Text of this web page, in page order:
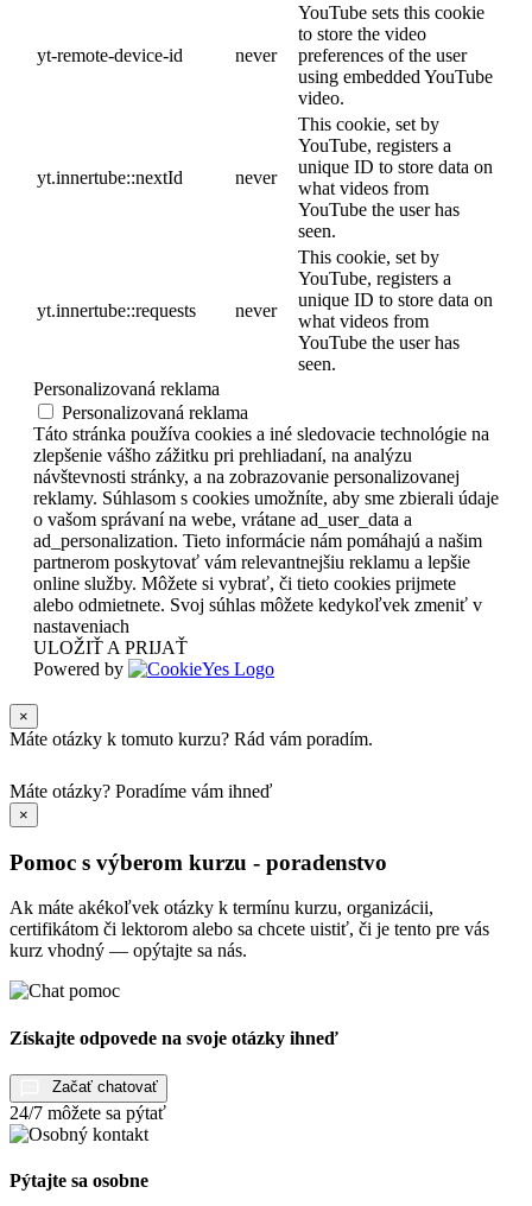
yt-remote-device-id never
YouTube sets this cookie
to store the video
preferences of the user
using embedded YouTube
video.
yt.innertube::nextId never
This cookie, set by
YouTube, registers a
unique ID to store data on
what videos from
YouTube the user has
seen.
yt.innertube::requests never
This cookie, set by
YouTube, registers a
unique ID to store data on
what videos from
YouTube the user has
seen.
Personalizovaná reklama
Personalizovaná reklama
Táto stránka používa cookies a iné sledovacie technológie na
zlepšenie vášho zážitku pri prehliadaní, na analýzu
návštevnosti stránky, a na zobrazovanie personalizovanej
reklamy. Súhlasom s cookies umožníte, aby sme zbierali údaje
o vašom správaní na webe, vrátane ad_user_data a
ad_personalization. Tieto informácie nám pomáhajú a našim
partnerom poskytovať vám relevantnejšiu reklamu a lepšie
online služby. Môžete si vybrať, či tieto cookies prijmete
alebo odmietnete. Svoj súhlas môžete kedykoľvek zmeniť v
nastaveniach
ULOŽIŤ A PRIJAŤ
Powered by
×
Máte otázky k tomuto kurzu? Rád vám poradím.
Máte otázky? Poradíme vám ihneď
×
Pomoc s výberom kurzu - poradenstvo
Ak máte akékoľvek otázky k termínu kurzu, organizácii,
certifikátom či lektorom alebo sa chcete uistiť, či je tento pre vás
kurz vhodný — opýtajte sa nás.
Získajte odpovede na svoje otázky ihneď
Začať chatovať
24/7 môžete sa pýtať
Pýtajte sa osobne